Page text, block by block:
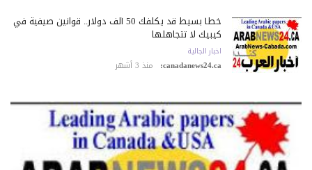
خطأ بسيط قد يكلّفك 50 ألف دولار.. قوانين صيفية في
كيبيك لا تتجاهلها
اخبار الجالية
canadanews24.ca: منذ 3 أشهر